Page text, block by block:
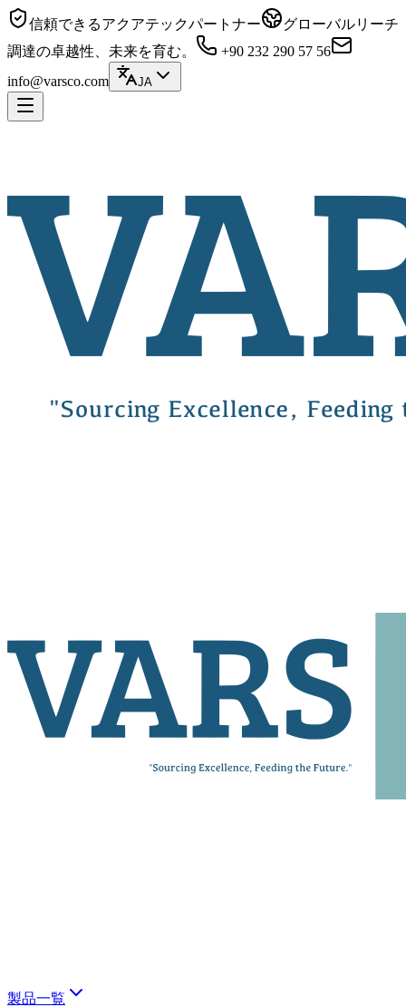
信頼できるアクアテックパートナー
グローバルリーチ
調達の卓越性、未来を育む。
+90 232 290 57 56
info@varsco.com
JA
製品一覧